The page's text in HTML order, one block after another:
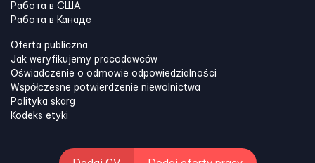
Работа в США
Работа в Канадe
Oferta publiczna
Jak weryfikujemy pracodawców
Oświadczenie o odmowie odpowiedzialności
Współczesne potwierdzenie niewolnictwa
Polityka skarg
Kodeks etyki